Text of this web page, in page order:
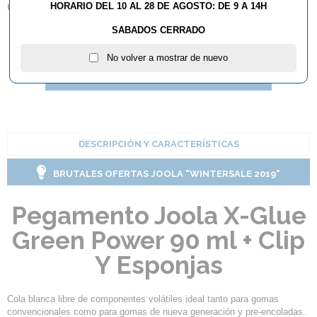
UNIDADES:
DESCRIPCIÓN Y CARACTERÍSTICAS
BRUTALES OFERTAS JOOLA "WINTERSALE 2019"
Pegamento Joola X-Glue
Green Power 90 ml + Clip
Y Esponjas
Cola blanca libre de componentes volátiles ideal tanto para gomas
convencionales como para gomas de nueva generación y pre-encoladas.
HORARIO DEL 10 AL 28 DE AGOSTO: DE 9 A 14H
SABADOS CERRADO
No volver a mostrar de nuevo